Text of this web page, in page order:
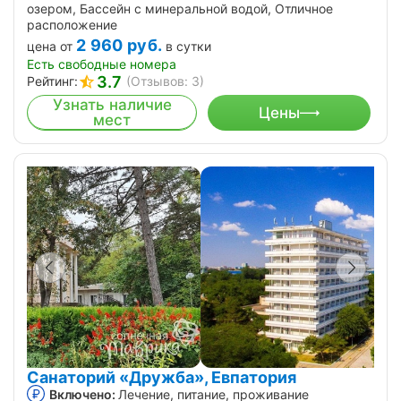
озером, Бассейн с минеральной водой, Отличное
расположение
цена от 2 960 руб. в сутки
Есть свободные номера
Рейтинг:
3.7 (Отзывов: 3)
Узнать наличие
мест
Цены
Санаторий «Дружба», Евпатория
Включено: Лечение, питание, проживание